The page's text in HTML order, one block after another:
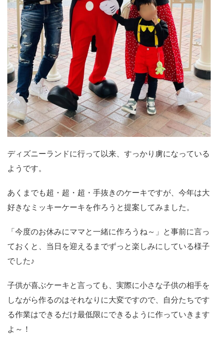
ディズニーランドに行って以来、すっかり虜になっている
ようです。
あくまでも超・超・超・手抜きのケーキですが、今年は大
好きなミッキーケーキを作ろうと提案してみました。
「今度のお休みにママと一緒に作ろうね～」と事前に言っ
ておくと、当日を迎えるまでずっと楽しみにしている様子
でした♪
子供が喜ぶケーキと言っても、実際に小さな子供の相手を
しながら作るのはそれなりに大変ですので、自分たちです
る作業はできるだけ最低限にできるように作っていきます
よ～！